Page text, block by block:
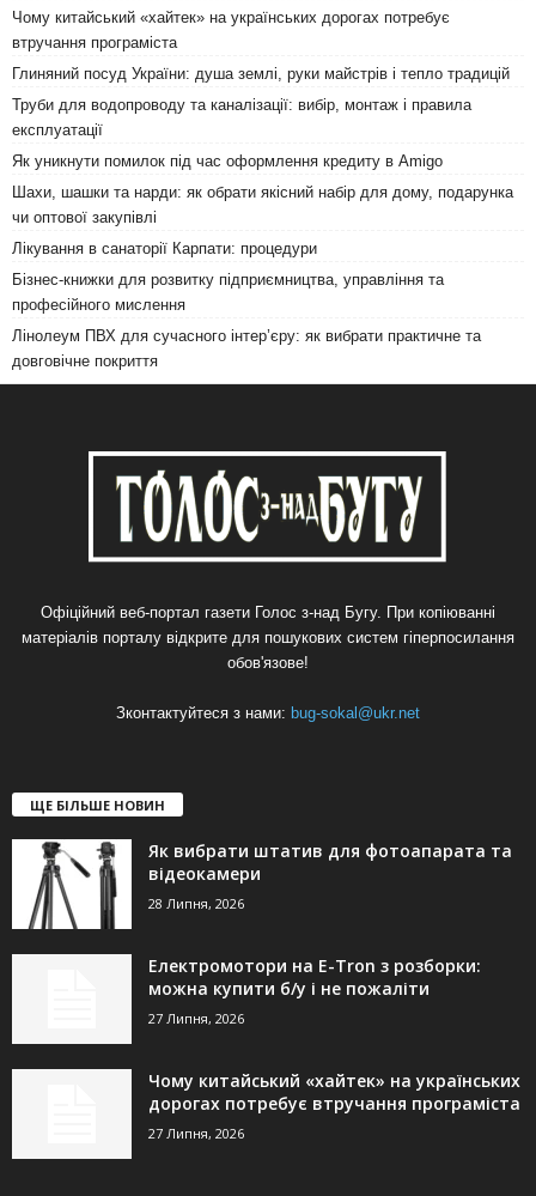
Чому китайський «хайтек» на українських дорогах потребує
втручання програміста
Глиняний посуд України: душа землі, руки майстрів і тепло традицій
Труби для водопроводу та каналізації: вибір, монтаж і правила
експлуатації
Як уникнути помилок під час оформлення кредиту в Amigo
Шахи, шашки та нарди: як обрати якісний набір для дому, подарунка
чи оптової закупівлі
Лікування в санаторії Карпати: процедури
Бізнес-книжки для розвитку підприємництва, управління та
професійного мислення
Лінолеум ПВХ для сучасного інтер’єру: як вибрати практичне та
довговічне покриття
Офіційний веб-портал газети Голос з-над Бугу. При копіюванні
матеріалів порталу відкрите для пошукових систем гіперпосилання
обов'язове!
Зконтактуйтеся з нами: bug-sokal@ukr.net
ЩЕ БІЛЬШЕ НОВИН
Як вибрати штатив для фотоапарата та
відеокамери
28 Липня, 2026
Електромотори на E-Tron з розборки:
можна купити б/у і не пожаліти
27 Липня, 2026
Чому китайський «хайтек» на українських
дорогах потребує втручання програміста
27 Липня, 2026